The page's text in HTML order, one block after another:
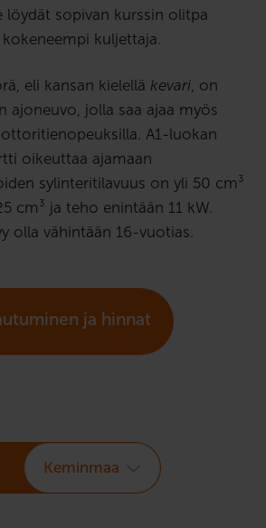
löydät sopivan kurssin olitpa
kuljettaja.
eli kansan kielellä kevari , on
ajoneuvo, jolla saa ajaa myös
A1-luokan
oikeuttaa ajamaan
sylinteritilavuus on yli 50 cm³
cm³ ja teho enintään 11 kW.
olla vähintään 16-vuotias.
ja hinnat
Keminmaa